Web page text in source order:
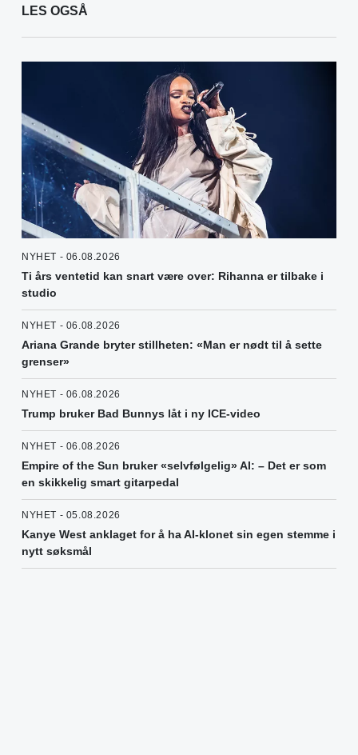
LES OGSÅ
NYHET - 06.08.2026
Ti års ventetid kan snart være over: Rihanna er tilbake i
studio
NYHET - 06.08.2026
Ariana Grande bryter stillheten: «Man er nødt til å sette
grenser»
NYHET - 06.08.2026
Trump bruker Bad Bunnys låt i ny ICE-video
NYHET - 06.08.2026
Empire of the Sun bruker «selvfølgelig» AI: – Det er som
en skikkelig smart gitarpedal
NYHET - 05.08.2026
Kanye West anklaget for å ha AI-klonet sin egen stemme i
nytt søksmål